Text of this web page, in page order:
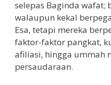
selepas Baginda wafat;
walaupun kekal
Esa, tetapi mereka
faktor-faktor pangkat,
afiliasi, hingga ummah
persaudaraan.